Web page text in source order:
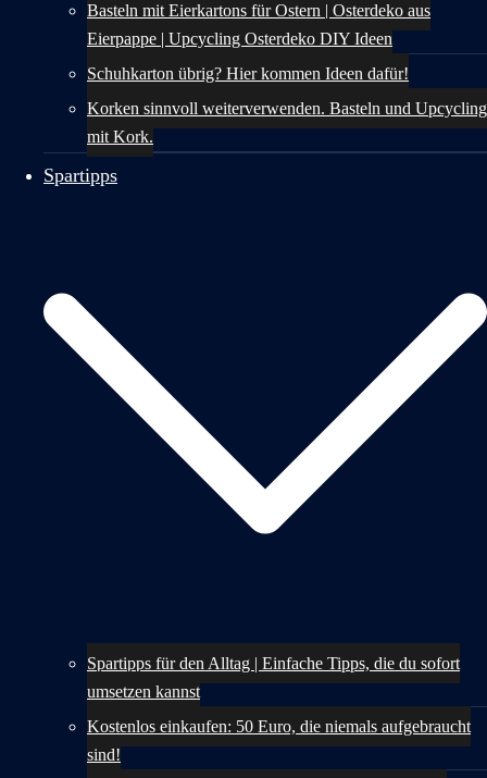
Basteln mit Eierkartons für Ostern | Osterdeko aus
Eierpappe | Upcycling Osterdeko DIY Ideen
Schuhkarton übrig? Hier kommen Ideen dafür!
Korken sinnvoll weiterverwenden. Basteln und Upcycling
mit Kork.
Spartipps
Spartipps für den Alltag | Einfache Tipps, die du sofort
umsetzen kannst
Kostenlos einkaufen: 50 Euro, die niemals aufgebraucht
sind!